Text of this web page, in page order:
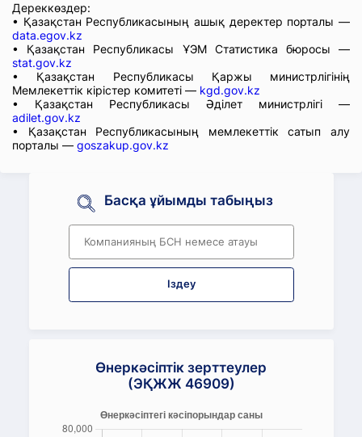
Дереккөздер:
• Қазақстан Республикасының ашық деректер порталы —
data.egov.kz
• Қазақстан Республикасы ҰЭМ Статистика бюросы —
stat.gov.kz
• Қазақстан Республикасы Қаржы министрлігінің
Мемлекеттік кірістер комитеті — kgd.gov.kz
• Қазақстан Республикасы Әділет министрлігі —
adilet.gov.kz
• Қазақстан Республикасының мемлекеттік сатып алу
порталы — goszakup.gov.kz
Басқа ұйымды табыңыз
Іздеу
Өнеркәсіптік зерттеулер
(ЭҚЖЖ 46909)